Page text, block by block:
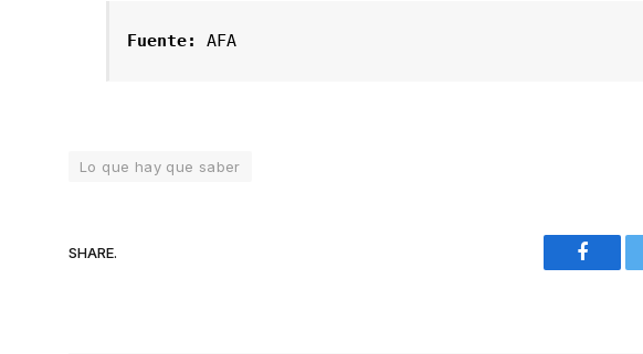
Fuente: AFA
Lo que hay que saber
SHARE.